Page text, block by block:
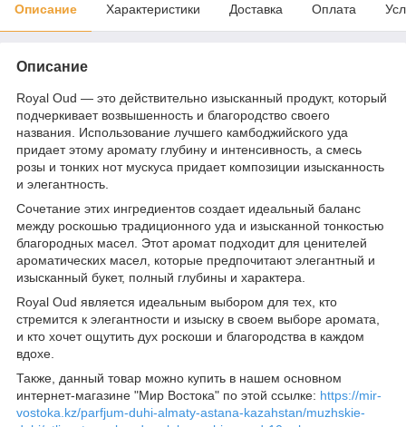
Описание Характеристики Доставка Оплата
Описание
Royal Oud — это действительно изысканный продукт, который
подчеркивает возвышенность и благородство своего
названия. Использование лучшего камбоджийского уда
придает этому аромату глубину и интенсивность, а смесь
розы и тонких нот мускуса придает композиции изысканность
и элегантность.
Сочетание этих ингредиентов создает идеальный баланс
между роскошью традиционного уда и изысканной тонкостью
благородных масел. Этот аромат подходит для ценителей
ароматических масел, которые предпочитают элегантный и
изысканный букет, полный глубины и характера.
Royal Oud является идеальным выбором для тех, кто
стремится к элегантности и изыску в своем выборе аромата,
и кто хочет ощутить дух роскоши и благородства в каждом
вдохе.
Также, данный товар можно купить в нашем основном
интернет-магазине "Мир Востока" по этой ссылке: https://mir-
vostoka.kz/parfjum-duhi-almaty-astana-kazahstan/muzhskie-